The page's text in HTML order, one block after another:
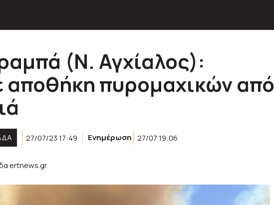
(Ν. Αγχίαλος):
αποθήκη πυρομαχικών από
27/07/23 17:49 Ενημέρωση 27/07 19:06
ertnews.gr